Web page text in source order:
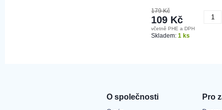
179 Kč
109 Kč
včetně PHE a DPH
Skladem: 1 ks
O společnosti Pro